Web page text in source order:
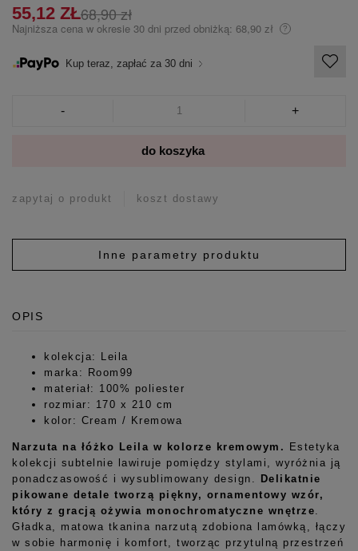
55,12 ZŁ68,90 zł
Najniższa cena w okresie 30 dni przed obniżką: 68,90 zł
Kup teraz, zapłać za 30 dni
- +
do koszyka
zapytaj o produkt koszt dostawy
Inne parametry produktu
OPIS
kolekcja: Leila
marka: Room99
materiał: 100% poliester
rozmiar: 170 x 210 cm
kolor: Cream / Kremowa
Narzuta na łóżko Leila w kolorze kremowym. Estetyka
kolekcji subtelnie lawiruje pomiędzy stylami, wyróżnia ją
ponadczasowość i wysublimowany design.
Delikatnie
pikowane detale tworzą piękny, ornamentowy wzór,
który z gracją ożywia monochromatyczne wnętrze
Gładka, matowa tkanina narzutą zdobiona lamówką, łączy
w sobie harmonię i komfort, tworząc przytulną przestrzeń